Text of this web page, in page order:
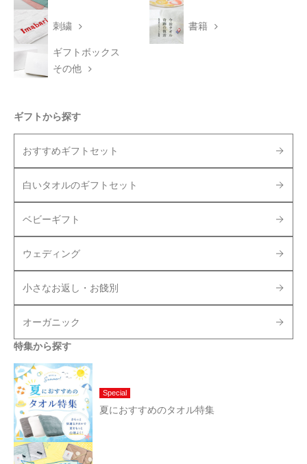
刺繍 書籍
ギフトボックス
その他
ギフトから探す
おすすめギフトセット
白いタオルのギフトセット
ベビーギフト
ウェディング
小さなお返し・お餞別
オーガニック
特集から探す
Special
夏におすすめのタオル特集